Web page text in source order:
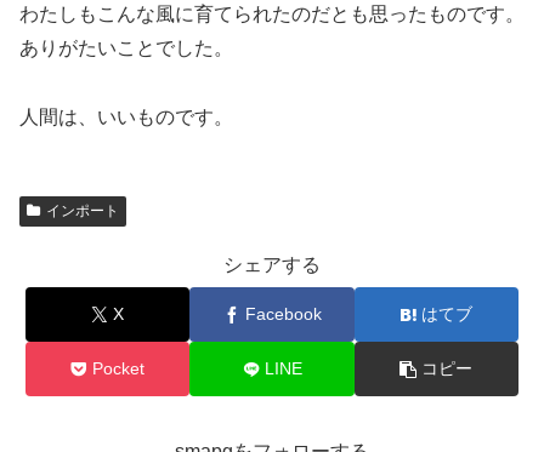
わたしもこんな風に育てられたのだとも思ったものです。
ありがたいことでした。
人間は、いいものです。
インポート
シェアする
X Facebook はてブ
Pocket LINE コピー